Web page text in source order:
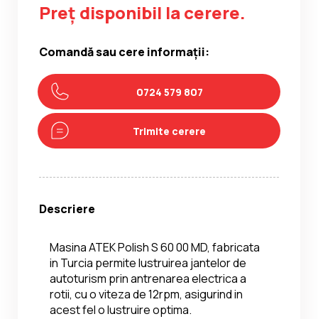
Preț disponibil la cerere.
Comandă sau cere informații:
0724 579 807
Trimite cerere
Descriere
Masina ATEK Polish S 60 00 MD, fabricata
in Turcia permite lustruirea jantelor de
autoturism prin antrenarea electrica a
rotii, cu o viteza de 12rpm, asigurind in
acest fel o lustruire optima.